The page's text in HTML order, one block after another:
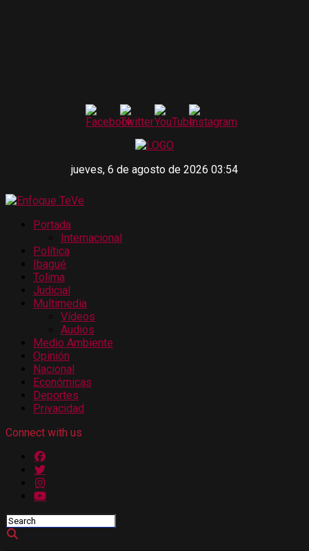
jueves, 6 de agosto de 2026 03:54
Portada
Internacional
Política
Ibagué
Tolima
Judicial
Multimedia
Vídeos
Audios
Medio Ambiente
Opinión
Nacional
Económicas
Deportes
Privacidad
Connect with us